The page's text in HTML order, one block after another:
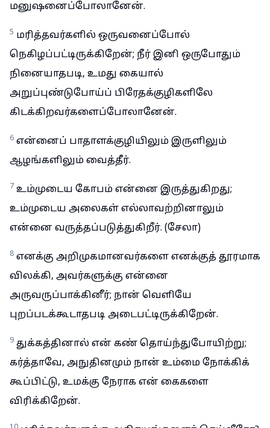
மனுஷனைப்போலானேன்.
5 மரித்தவர்களில் ஒருவனைப்போல்
நெகிழப்பட்டிருக்கிறேன்; நீர் இனி ஒருபோதும்
நினையாதபடி, உமது கையால்
அறுப்புண்டுபோய்ப் பிரேதக்குழிகளிலே
கிடக்கிறவர்களைப்போலானேன்.
6 என்னைப் பாதாளக்குழியிலும் இருளிலும்
ஆழங்களிலும் வைத்தீர்.
7 உம்முடைய கோபம் என்னை இருத்துகிறது;
உம்முடைய அலைகள் எல்லாவற்றினாலும்
என்னை வருத்தப்படுத்துகிறீர். (சேலா)
8 எனக்கு அறிமுகமானவர்களை எனக்குத் தூரமாக
விலக்கி, அவர்களுக்கு என்னை
அருவருப்பாக்கினீர்; நான் வெளியே
புறப்படக்கூடாதபடி அடைபட்டிருக்கிறேன்.
9 துக்கத்தினால் என் கண் தொய்ந்துபோயிற்று;
கர்த்தாவே, அநுதினமும் நான் உம்மை நோக்கிக்
கூப்பிட்டு, உமக்கு நேராக என் கைகளை
விரிக்கிறேன்.